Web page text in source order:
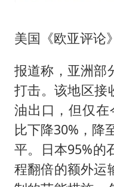
美国《欧亚评论
报道称，亚洲部
打击。该地区接
油出口，但仅在
比下降30%，降
平。日本95%的
程翻倍的额外运